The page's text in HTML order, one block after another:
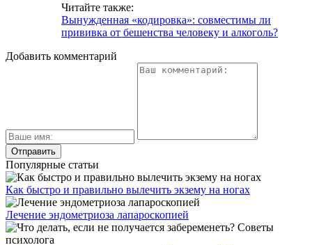
Читайте также:
Вынужденная «кодировка»: совместимы ли
прививка от бешенства человеку и алкоголь?
Добавить комментарий
Популярные статьи
Как быстро и правильно вылечить экзему на ногах
Лечение эндометриоза лапароскопией